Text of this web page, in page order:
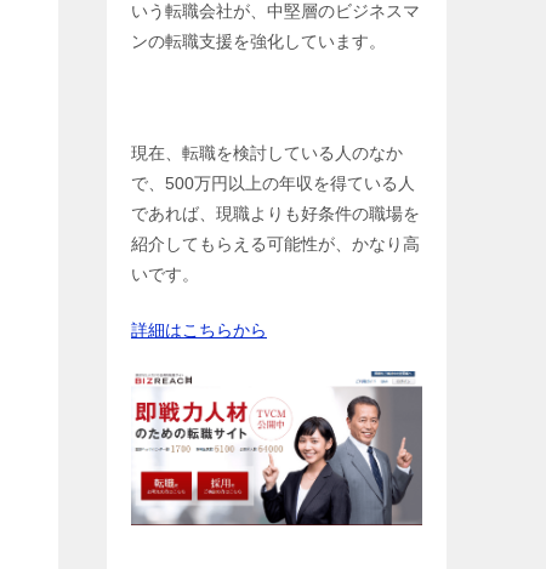
いう転職会社が、中堅層のビジネスマ
ンの転職支援を強化しています。
現在、転職を検討している人のなか
で、500万円以上の年収を得ている人
であれば、現職よりも好条件の職場を
紹介してもらえる可能性が、かなり高
いです。
詳細はこちらから